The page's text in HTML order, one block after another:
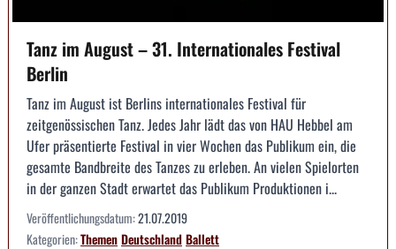
Tanz im August – 31. Internationales Festival
Berlin
Tanz im August ist Berlins internationales Festival für
zeitgenössischen Tanz. Jedes Jahr lädt das von HAU Hebbel am
Ufer präsentierte Festival in vier Wochen das Publikum ein, die
gesamte Bandbreite des Tanzes zu erleben. An vielen Spielorten
in der ganzen Stadt erwartet das Publikum Produktionen i...
Veröffentlichungsdatum:21.07.2019
Kategorien:ThemenDeutschlandBallett